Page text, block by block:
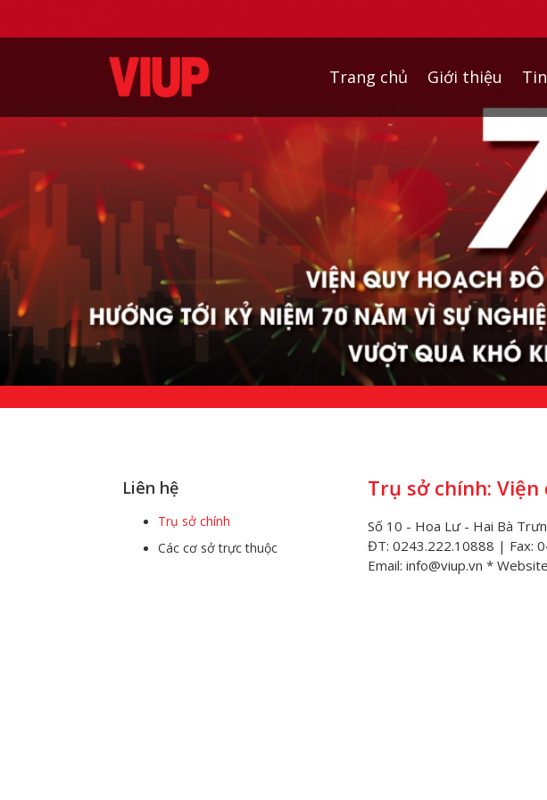
Trang chủ Giới thiệu
Liên hệ
Trụ sở chính
Các cơ sở trực thuộc
Trụ sở chính:
Số 10 - Hoa Lư - Hai Bà
ĐT: 0243.222.10888 | Fax:
Email: info@viup.vn *